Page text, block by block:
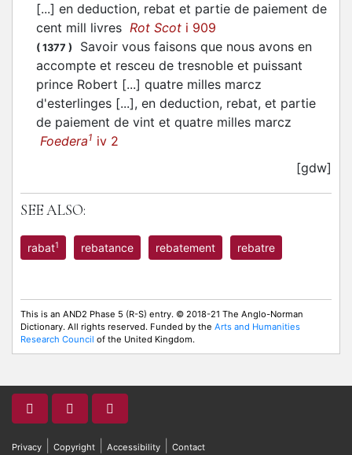
[...] en deduction, rebat et partie de paiement de
cent mill livres Rot Scot i 909
( 1377 )
Savoir vous faisons que nous avons en
accompte et resceu de tresnoble et puissant
prince Robert [...] quatre milles marcz
d'esterlinges [...], en deduction, rebat, et partie
de paiement de vint et quatre milles marcz
Foedera1 iv 2
[gdw]
SEE ALSO:
rabat1 rebatance rebatement rebatre
This is an AND2 Phase 5 (R-S) entry. © 2018-21 The Anglo-Norman
Dictionary. All rights reserved. Funded by the Arts and Humanities
Research Council of the United Kingdom.
Privacy Copyright Accessibility Contact